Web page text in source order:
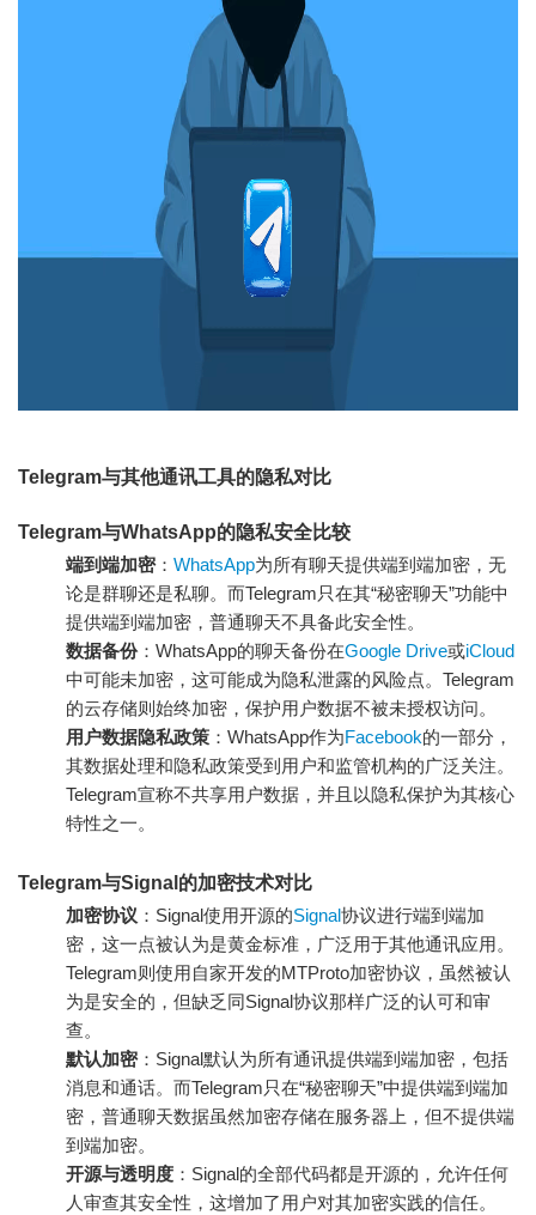
Telegram与其他通讯工具的隐私对比
Telegram与WhatsApp的隐私安全比较
端到端加密： WhatsApp为所有聊天提供端到端加密，无
论是群聊还是私聊。而Telegram只在其“秘密聊天”功能中
提供端到端加密，普通聊天不具备此安全性。
数据备份：WhatsApp的聊天备份在Google Drive或iCloud
中可能未加密，这可能成为隐私泄露的风险点。Telegram
的云存储则始终加密，保护用户数据不被未授权访问。
用户数据隐私政策 ：WhatsApp作为Facebook的一部分，
其数据处理和隐私政策受到用户和监管机构的广泛关注。
Telegram宣称不共享用户数据，并且以隐私保护为其核心
特性之一。
Telegram与Signal的加密技术对比
加密协议 ：Signal使用开源的Signal协议进行端到端加
密，这一点被认为是黄金标准，广泛用于其他通讯应用。
Telegram则使用自家开发的MTProto加密协议，虽然被认
为是安全的，但缺乏同Signal协议那样广泛的认可和审
查。
默认加密：Signal默认为所有通讯提供端到端加密，包括
消息和通话。而Telegram只在“秘密聊天”中提供端到端加
密，普通聊天数据虽然加密存储在服务器上，但不提供端
到端加密。
开源与透明度 ：Signal的全部代码都是开源的，允许任何
人审查其安全性，这增加了用户对其加密实践的信任。